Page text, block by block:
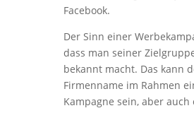
Facebook.
Der Sinn einer
dass man seiner
bekannt macht. Das kann
Firmenname im Rahmen
Kampagne sein, aber auch